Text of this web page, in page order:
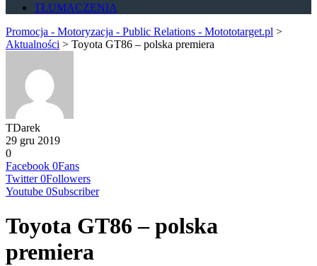
TŁUMACZENIA
Promocja - Motoryzacja - Public Relations - Motototarget.pl >
Aktualności > Toyota GT86 – polska premiera
TDarek
29 gru 2019
0
Facebook 0Fans
Twitter 0Followers
Youtube 0Subscriber
Toyota GT86 – polska
premiera